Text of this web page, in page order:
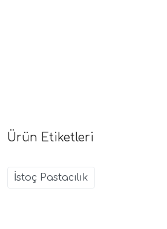
Ürün Etiketleri
İstoç Pastacılık